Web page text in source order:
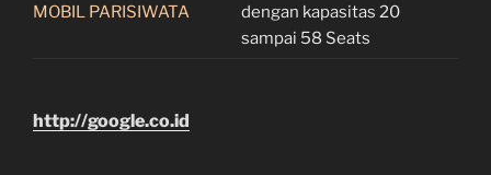
MOBIL PARISIWATA
dengan kapasitas 20
sampai 58 Seats
http://google.co.id